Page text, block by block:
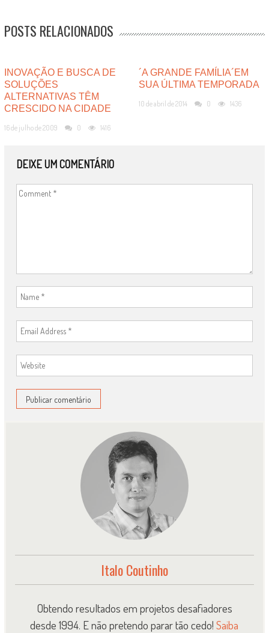
POSTS RELACIONADOS
INOVAÇÃO E BUSCA DE
SOLUÇÕES
ALTERNATIVAS TÊM
CRESCIDO NA CIDADE
16 de julho de 2009 0 1416
´A GRANDE FAMÍLIA´EM
SUA ÚLTIMA TEMPORADA
10 de abril de 2014 0 1436
DEIXE UM COMENTÁRIO
Italo Coutinho
Obtendo resultados em projetos desafiadores
desde 1994. E não pretendo parar tão cedo!Saiba